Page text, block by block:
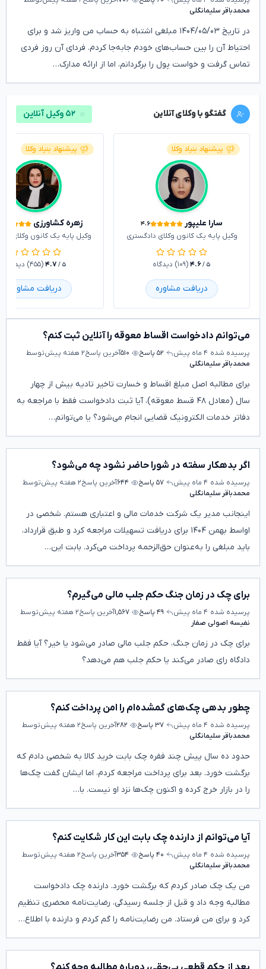
محمدباقر سلیمانگلی
در تاریخ ۱۴۰۴/۰۵/۰۳ مبلغی اشتباه به حساب من واریز شد و برای
احتیاط آن را بین حساب‌های خودم جابه‌جا کردم. فردای آن روز فردی
تماس گرفت و خواست پول را برگردانم، اما از ارائه مدارک…
گفتگو با وکلای آنلاین ۵۲ وکیل آنلاین
پیشنهاد بنیاد وکلا
سارا علیپور ۴.۶
وکیل پایه یک کانون وکلای دادگستری
۴.۶/ ۵ (۱۰۹) دیدگاه
دریافت مشاوره
پیشنهاد بنیاد وکلا
زهره کشاورزی
وکیل پایه یک کانون وکلای
۴.۷ / ۵ (۴۵۵) دیدگاه
دریافت مشاوره
می‌توانم دادخواست اقساط معوقه را آنلاین ثبت کنم؟
پرسیده شده ۴ ماه پیش ۵۲ پاسخ ۵۱۰آخرین پاسخ۲ هفته پیش
توسط
محمدباقر سلیمانگلی
برای مطالبه اصل مبلغ اقساط و خسارت تاخیر تادیه بیش از چهار
سال (معادل ۴۸ قسط معوقه)، آیا ثبت دادخواست فقط با مراجعه به
دفاتر خدمات الکترونیک قضایی انجام می‌شود؟ یا می‌توانم…
اگر بدهکار سفته در شورا حاضر نشود چه می‌شود؟
پرسیده شده ۴ ماه پیش ۵۷ پاسخ ۶۴۴آخرین پاسخ۲ هفته پیش
توسط
محمدباقر سلیمانگلی
اینجانب مدیر یک شرکت خدمات مالی و اعتباری هستم. شخصی در
اواسط بهمن ۱۴۰۴ برای دریافت تسهیلات مراجعه کرد و طبق قرارداد،
باید مبلغی را به‌عنوان حق‌الزحمه پرداخت می‌کرد. بابت این…
برای چک در زمان جنگ حکم جلب مالی می‌گیرم؟
پرسیده شده ۴ ماه پیش ۴۹ پاسخ ۱,۵۶۷آخرین پاسخ۲ هفته پیش
توسط
نفیسه اصولی صفار
برای چک در زمان جنگ، حکم جلب مالی صادر می‌شود یا خیر؟ آیا فقط
دادگاه رای صادر می‌کند یا حکم جلب هم می‌دهد؟
چطور بدهی چک‌های گمشده‌ام را امن پرداخت کنم؟
پرسیده شده ۴ ماه پیش ۳۷ پاسخ ۲۸۲آخرین پاسخ۲ هفته پیش
توسط
محمدباقر سلیمانگلی
حدود ده سال پیش چند فقره چک بابت خرید کالا به شخصی دادم که
برگشت خورد. بعد برای پرداخت مراجعه کردم، اما ایشان گفت چک‌ها
را در بازار خرج کرده و اکنون چک‌ها نزد او نیست. با…
آیا می‌توانم از دارنده چک بابت این کار شکایت کنم؟
پرسیده شده ۴ ماه پیش ۴۰ پاسخ ۳۵۴آخرین پاسخ۲ هفته پیش
توسط
محمدباقر سلیمانگلی
من یک چک صادر کردم که برگشت خورد. دارنده چک دادخواست
مطالبه وجه داد و قبل از جلسه رسیدگی، رضایت‌نامه محضری تنظیم
کرد و برای من فرستاد. من رضایت‌نامه را گم کردم و دارنده با اطلاع…